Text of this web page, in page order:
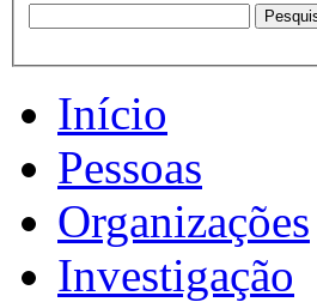
Início
Pessoas
Organizações
Investigação